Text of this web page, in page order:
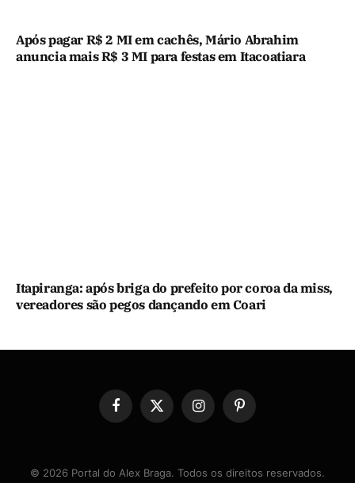
Após pagar R$ 2 MI em cachês, Mário Abrahim
anuncia mais R$ 3 MI para festas em Itacoatiara
Itapiranga: após briga do prefeito por coroa da miss,
vereadores são pegos dançando em Coari
Facebook
X
InstagramPinterest
© 2026 Portal do Alex Braga. Todos os direitos reservados.